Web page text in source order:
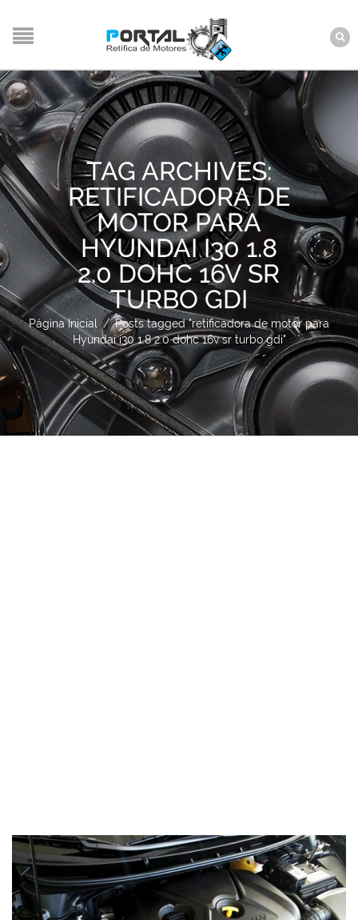
TAG ARCHIVES:
RETIFICADORA DE
MOTOR PARA
HYUNDAI I30 1.8
2.0 DOHC 16V SR
TURBO GDI
Página Inicial / Posts tagged "retificadora de motor para
Hyundai i30 1.8 2.0 dohc 16v sr turbo gdi"